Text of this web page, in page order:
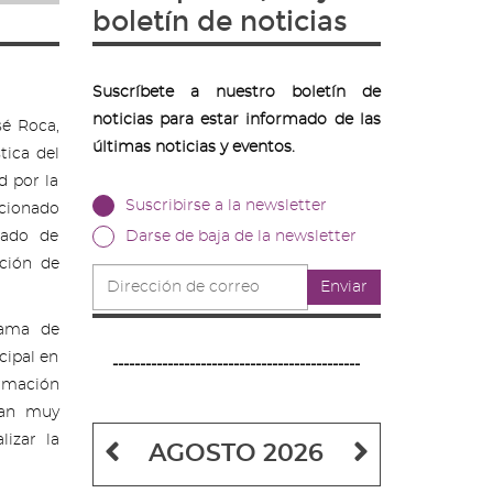
Roca,
del
por la
de
de
de
en
muy
la
boletín de noticias
Suscríbete a nuestro boletín de
noticias para estar informado de las
últimas noticias y eventos.
Suscribirse a la newsletter
Darse de baja de la newsletter
de
correo
Enviar
---------------------------------------------
Mes
anterior
Mes
siguiente
AGOSTO 2026